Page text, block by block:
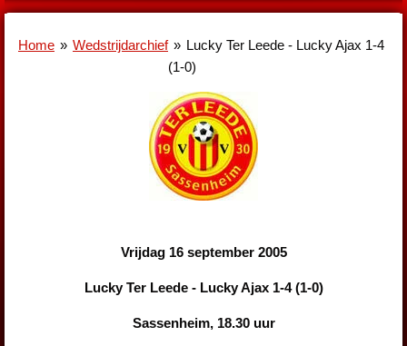
Home » Wedstrijdarchief » Lucky Ter Leede - Lucky Ajax 1-4
(1-0)
Vrijdag 16 september 2005
Lucky Ter Leede - Lucky Ajax 1-4 (1-0)
Sassenheim, 18.30 uur